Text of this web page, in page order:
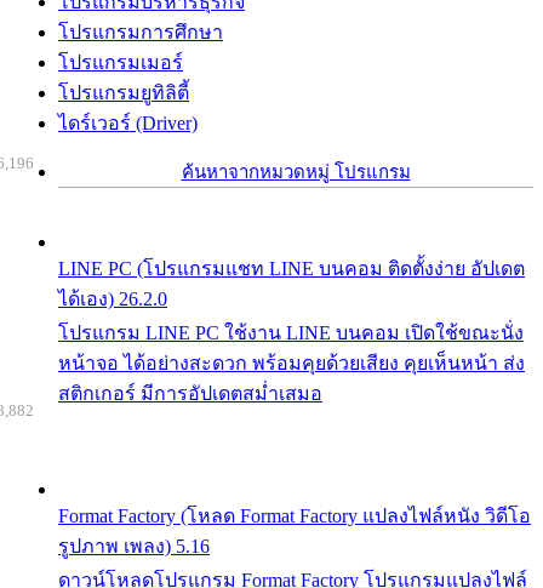
โปรแกรมการศึกษา
โปรแกรมเมอร์
โปรแกรมยูทิลิตี้
ไดร์เวอร์ (Driver)
ค้นหาจากหมวดหมู่ โปรแกรม
LINE PC (โปรแกรมแชท LINE บนคอม ติดตั้งง่าย อัปเดต
ได้เอง) 26.2.0
โปรแกรม LINE PC ใช้งาน LINE บนคอม เปิดใช้ขณะนั่ง
หน้าจอ ได้อย่างสะดวก พร้อมคุยด้วยเสียง คุยเห็นหน้า ส่ง
สติกเกอร์ มีการอัปเดตสม่ำเสมอ
Format Factory (โหลด Format Factory แปลงไฟล์หนัง วิดีโอ
รูปภาพ เพลง) 5.16
ดาวน์โหลดโปรแกรม Format Factory โปรแกรมแปลงไฟล์